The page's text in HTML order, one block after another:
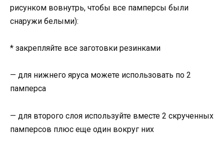
рисунком вовнутрь, чтобы все памперсы были
снаружи белыми):
* закрепляйте все заготовки резинками
— для нижнего яруса можете использовать по 2
памперса
— для второго слоя используйте вместе 2 скрученных
памперсов плюс еще один вокруг них